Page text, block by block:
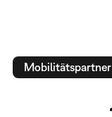
Mobilitätspartner